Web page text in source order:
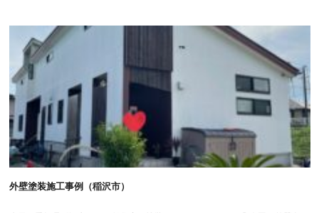
外壁塗装施工事例（稲沢市）